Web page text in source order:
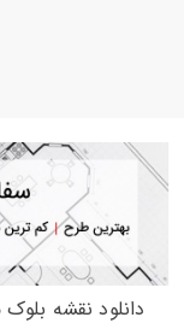
دانلود نقشه